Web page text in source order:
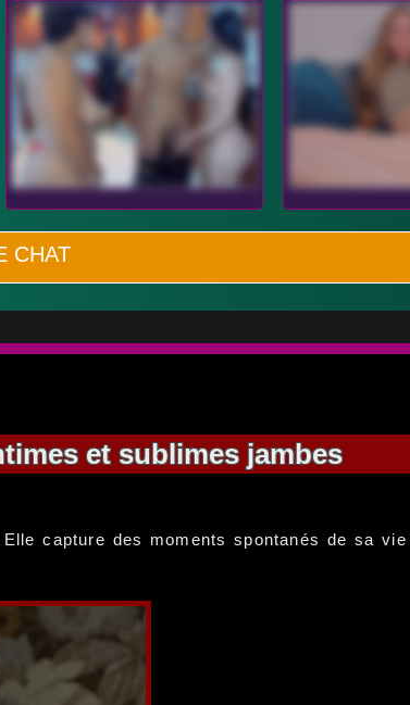
CHAT
et sublimes jambes
capture des moments spontanés de sa vie